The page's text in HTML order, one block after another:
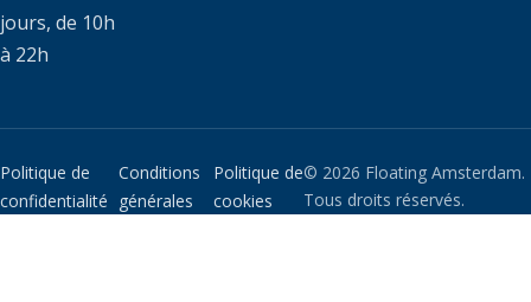
jours, de 10h
à 22h
Politique de
confidentialité
Conditions
générales
Politique de
cookies
© 2026 Floating Amsterdam.
Tous droits réservés.